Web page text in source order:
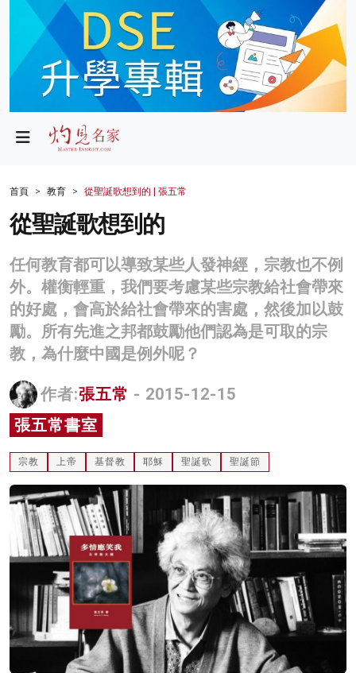
政局
財經
生活
商業
科技
影片
名家榜
灼見活動
首頁 教育 從聖誕歌想到的 | 張五常
從聖誕歌想到的
任何教育都可以導致某些人發神經，宗教也不例
外。權衡輕重，我們要考慮某些宗教給社會帶來
的好處，會高於給社會帶來的害處，然後加以鼓
勵。所有先進之邦都鼓勵他們認為是可取的宗
教，為什麼中國是例外呢？
作者:張五常 - 2015-12-15
張五常書室
宗教 上帝 基督教 耶穌 聖誕歌 聖誕節